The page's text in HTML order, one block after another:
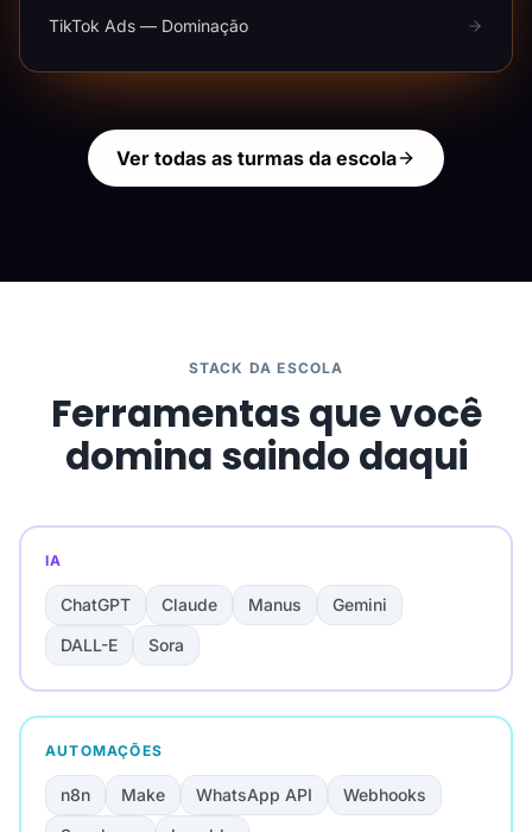
TikTok Ads — Dominação
Ver todas as turmas da escola
STACK DA ESCOLA
Ferramentas que você
domina saindo daqui
IA
ChatGPT Claude Manus
Gemini
DALL-E
Sora
AUTOMAÇÕES
n8n Make WhatsApp API
Webhooks